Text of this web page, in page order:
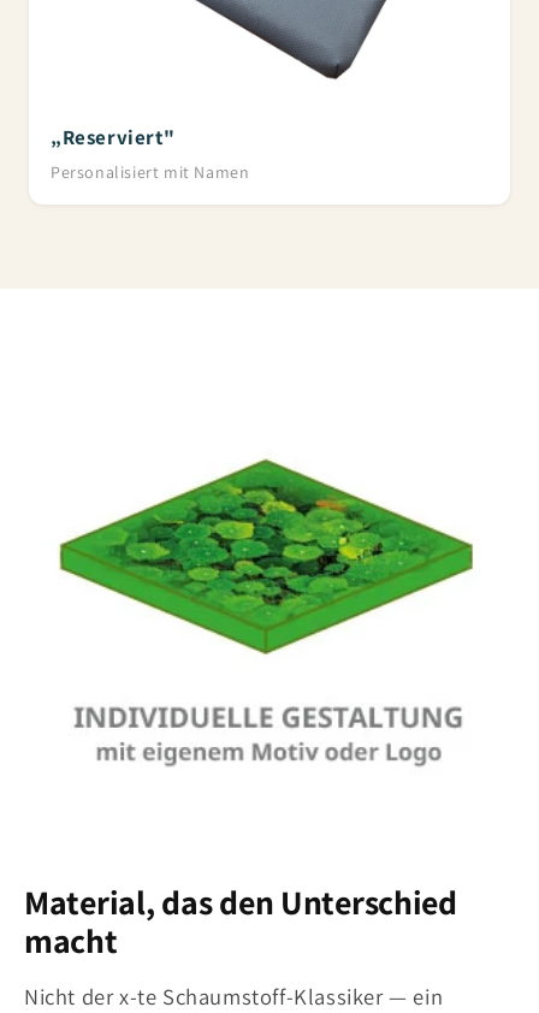
„Reserviert"
Personalisiert mit Namen
Material, das den Unterschied
macht
Nicht der x-te Schaumstoff-Klassiker — ein